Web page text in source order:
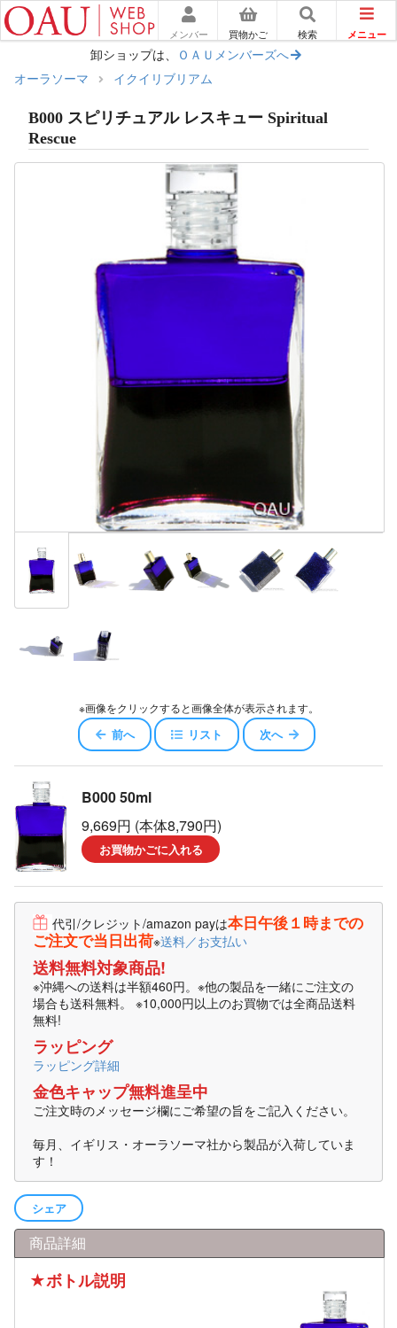
メンバー 買物かご 検索 メニュー
卸ショップは、
ＯＡＵメンバーズへ
オーラソーマ
イクイリブリアム
B000 スピリチュアル レスキュー Spiritual
Rescue
※画像をクリックすると画像全体が表示されます。
前へ リスト 次へ
B000 50ml
9,669円 (本体8,790円)
お買物かごに入れる
代引/クレジット/amazon payは本日午後１時までの
ご注文で当日出荷※送料／お支払い
送料無料対象商品!
※沖縄への送料は半額460円。※他の製品を一緒にご注文の
場合も送科無料。 ※10,000円以上のお買物では全商品送料
無料!
ラッピング
ラッピング詳細
金色キャップ無料進呈中
ご注文時のメッセージ欄にご希望の旨をご記入ください。
毎月、イギリス・オーラソーマ社から製品が入荷していま
す！
シェア
商品詳細
★ボトル説明